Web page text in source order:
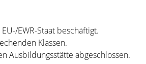
EWR-Staat beschäftigt.
Klassen.
Ausbildungsstätte abgeschlossen.